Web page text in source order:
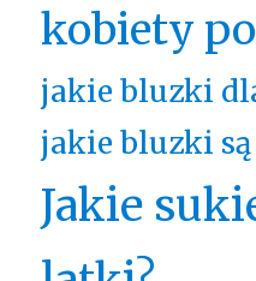
kobiety
jakie bluzki
jakie bluzki
Jakie